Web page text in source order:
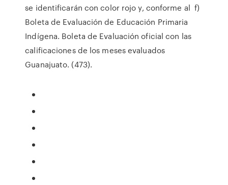
se identificarán con color rojo y, conforme al f)
Boleta de Evaluación de Educación Primaria
Indígena. Boleta de Evaluación oficial con las
calificaciones de los meses evaluados
Guanajuato. (473).